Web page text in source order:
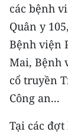
các bệnh
Quân y
Bệnh viện
Mai, Bệnh
cổ truyền
Công an...
Tại các